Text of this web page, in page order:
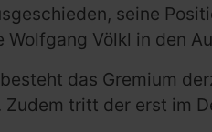
seine
Völkl in den
das Gremium
tritt der erst im